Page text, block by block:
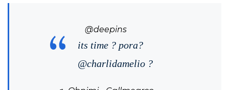
@deepins
its time ? pora?
@charlidamelio ?